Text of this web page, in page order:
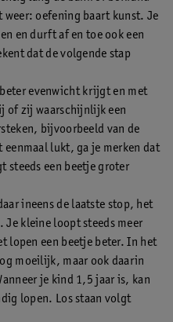
weer: oefening baart kunst. Je
en durft af en toe ook een
dat de volgende stap
evenwicht krijgt en met
of zij waarschijnlijk een
bijvoorbeeld van de
eenmaal lukt, ga je merken dat
steeds een beetje groter
ineens de laatste stop, het
kleine loopt steeds meer
lopen een beetje beter. In het
moeilijk, maar ook daarin
je kind 1,5 jaar is, kan
lopen. Los staan volgt